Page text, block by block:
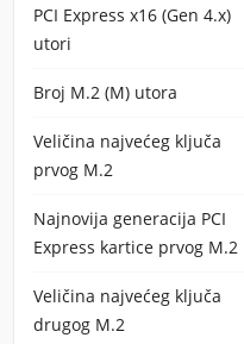
PCI Express x16 (Gen 4.x)
utori
Broj M.2 (M) utora
Veličina najvećeg ključa
prvog M.2
Najnovija generacija PCI
Express kartice prvog M.2
Veličina najvećeg ključa
drugog M.2